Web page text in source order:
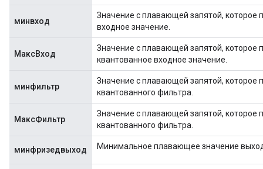
минвход
Значение с плавающей запятой, которое
входное значение.
МаксВход
Значение с плавающей запятой, которое
квантованное входное значение.
минфильтр
Значение с плавающей запятой, которое
квантованного фильтра.
МаксФильтр
Значение с плавающей запятой, которое
квантованного фильтра.
минфризедвыход Минимальное плавающее значение